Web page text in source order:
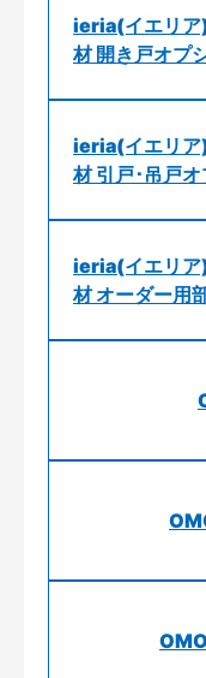
ieria(イエリア
材 開き戸オプ
ieria(イエリア
材 引戸･吊戸
ieria(イエリア
材 オーダー用